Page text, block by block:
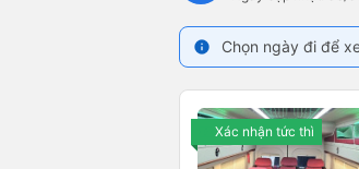
info Chọn ngày đi để
Xác nhận tức thì